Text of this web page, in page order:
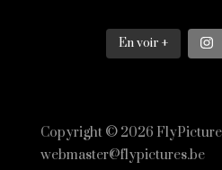
En voir +
Copyright © 2026
webmaster@flypictures.be